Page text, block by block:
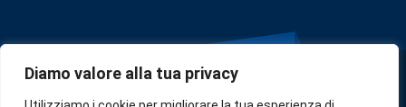
Diamo valore alla tua privacy